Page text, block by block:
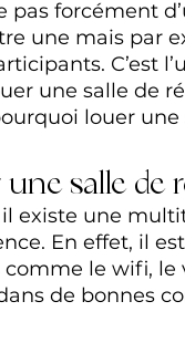
pas forcément
une mais par
C’est
une salle de
louer une
une salle de
il existe une
En effet, il
le wifi,
de bonnes